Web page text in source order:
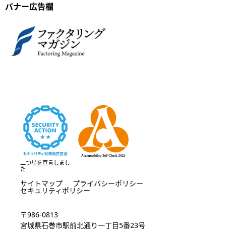
バナー広告欄
二つ星を宣言しまし
た
サイトマップ プライバシーポリシー
セキュリティポリシー
〒986-0813
宮城県石巻市駅前北通り一丁目5番23号